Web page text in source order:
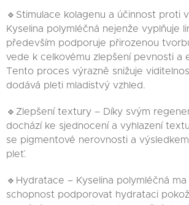
🔹Stimulace kolagenu a účinnost proti
Kyselina polymléčná nejenže vyplňuje
především podporuje přirozenou
vede k celkovému zlepšení pevnosti a
Tento proces výrazně snižuje
dodává pleti mladistvý vzhled.
🔹Zlepšení textury – Díky svým
dochází ke sjednocení a vyhlazení
se pigmentové nerovnosti a
pleť.
🔹Hydratace – Kyselina polymléčná ma
schopnost podporovat hydrataci